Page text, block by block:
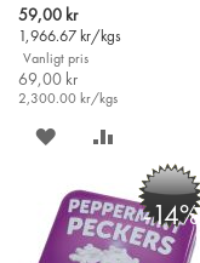
Special
Price
59,00 kr
1,966.67 kr/kgs
Vanligt pris
69,00 kr
2,300.00 kr/kgs
SPARA
ÖNSKELISTAN
JÄMFÖR
-14%